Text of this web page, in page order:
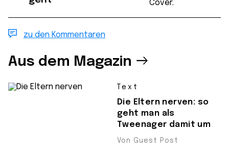
zu den Kommentaren
Aus dem Magazin
Text
Die Eltern nerven: so
geht man als
Tweenager damit um
Von Guest Post